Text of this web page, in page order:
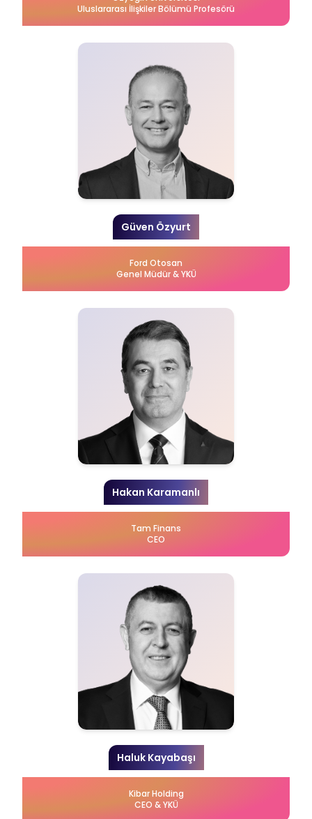
Uluslararası İlişkiler Bölümü Profesörü
Güven Özyurt
Ford Otosan
Genel Müdür & YKÜ
Hakan Karamanlı
Tam Finans
CEO
Haluk Kayabaşı
Kibar Holding
CEO & YKÜ